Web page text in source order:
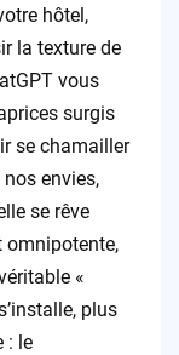
hôtel,
la texture de
vous
surgis
se chamailler
envies,
se rêve
omnipotente,
«
plus
: le